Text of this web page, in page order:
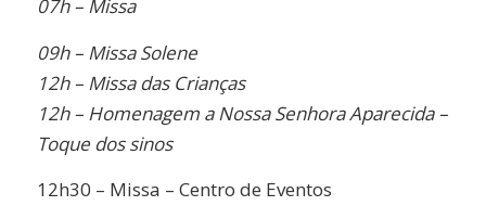
07h – Missa
09h – Missa Solene
12h – Missa das Crianças
12h – Homenagem a Nossa Senhora Aparecida –
Toque dos sinos
12h30 – Missa – Centro de Eventos